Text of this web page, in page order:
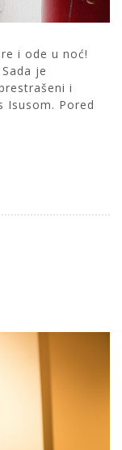
i ode u noć!
je
i
Isusom. Pored